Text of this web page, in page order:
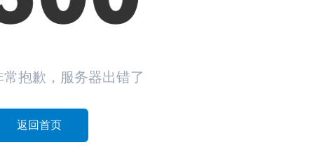
常抱歉，服务器出错了
返回首页